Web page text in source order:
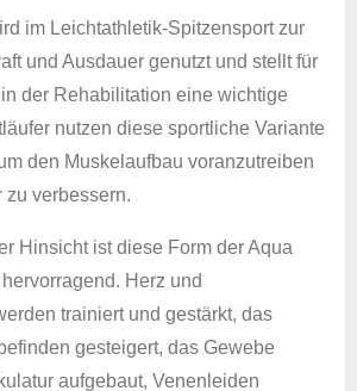
im Leichtathletik-Spitzensport zur
und Ausdauer genutzt und stellt für
der Rehabilitation eine wichtige
nutzen diese sportliche Variante
den Muskelaufbau voranzutreiben
zu verbessern.
Hinsicht ist diese Form der Aqua
Herz und
trainiert und gestärkt, das
gesteigert, das Gewebe
aufgebaut, Venenleiden